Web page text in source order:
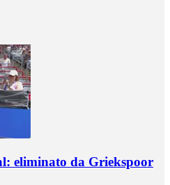
eliminato da Griekspoor